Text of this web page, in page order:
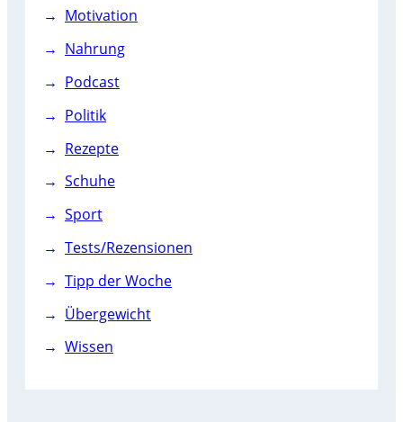
Motivation
Nahrung
Podcast
Politik
Rezepte
Schuhe
Sport
Tests/Rezensionen
Tipp der Woche
Übergewicht
Wissen